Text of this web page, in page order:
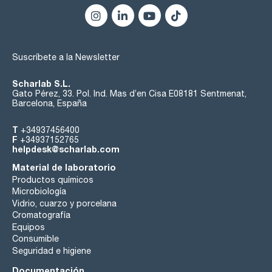
Suscríbete a la Newsletter
Scharlab S.L.
Gato Pérez, 33. Pol. Ind. Mas d’en Cisa E08181 Sentmenat,
Barcelona, España
T +34937456400
F +34937152765
helpdesk@scharlab.com
Material de laboratorio
Productos químicos
Microbiología
Vidrio, cuarzo y porcelana
Cromatografía
Equipos
Consumible
Seguridad e higiene